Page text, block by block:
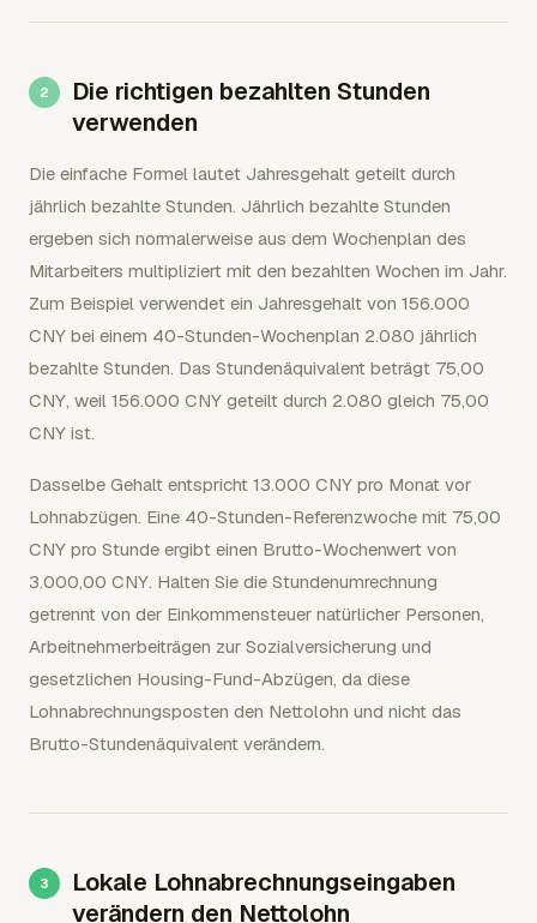
Die richtigen bezahlten Stunden
verwenden
Die einfache Formel lautet Jahresgehalt geteilt durch
jährlich bezahlte Stunden. Jährlich bezahlte Stunden
ergeben sich normalerweise aus dem Wochenplan des
Mitarbeiters multipliziert mit den bezahlten Wochen im Jahr.
Zum Beispiel verwendet ein Jahresgehalt von 156.000
CNY bei einem 40-Stunden-Wochenplan 2.080 jährlich
bezahlte Stunden. Das Stundenäquivalent beträgt 75,00
CNY, weil 156.000 CNY geteilt durch 2.080 gleich 75,00
CNY ist.
Dasselbe Gehalt entspricht 13.000 CNY pro Monat vor
Lohnabzügen. Eine 40-Stunden-Referenzwoche mit 75,00
CNY pro Stunde ergibt einen Brutto-Wochenwert von
3.000,00 CNY. Halten Sie die Stundenumrechnung
getrennt von der Einkommensteuer natürlicher Personen,
Arbeitnehmerbeiträgen zur Sozialversicherung und
gesetzlichen Housing-Fund-Abzügen, da diese
Lohnabrechnungsposten den Nettolohn und nicht das
Brutto-Stundenäquivalent verändern.
Lokale Lohnabrechnungseingaben
verändern den Nettolohn